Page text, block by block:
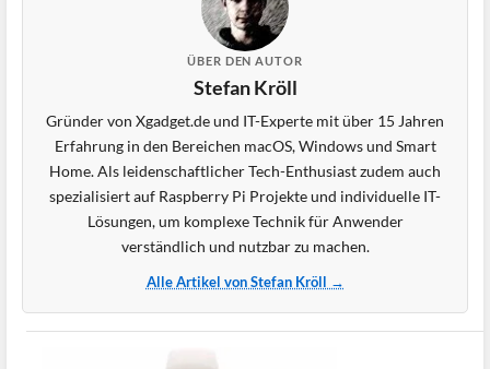
ÜBER DEN AUTOR
Stefan Kröll
Gründer von Xgadget.de und IT-Experte mit über 15 Jahren
Erfahrung in den Bereichen macOS, Windows und Smart
Home. Als leidenschaftlicher Tech-Enthusiast zudem auch
spezialisiert auf Raspberry Pi Projekte und individuelle IT-
Lösungen, um komplexe Technik für Anwender
verständlich und nutzbar zu machen.
Alle Artikel von Stefan Kröll →